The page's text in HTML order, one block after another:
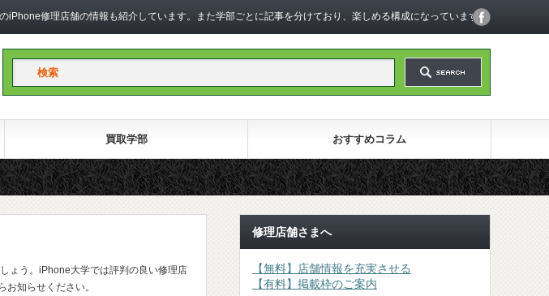
修理店舗の情報も紹介しています。また学部ごとに記事を分けており、楽しめる構成になっています。
買取学部 おすすめコラム
ょう。iPhone大学では評判の良い修理店
お知らせください。
修理店舗さまへ
【無料】店舗情報を充実させる
【有料】掲載枠のご案内